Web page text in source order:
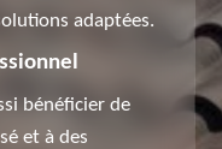
adaptées.
bénéficier de
et à des